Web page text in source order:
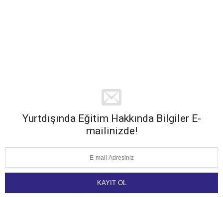
Yurtdışında Eğitim Hakkında Bilgiler E-
mailinizde!